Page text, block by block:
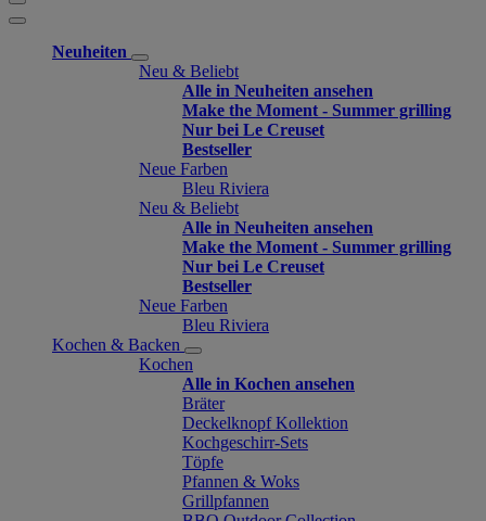
Neuheiten
Neu & Beliebt
Alle in Neuheiten ansehen
Make the Moment - Summer grilling
Nur bei Le Creuset
Bestseller
Neue Farben
Bleu Riviera
Neu & Beliebt
Alle in Neuheiten ansehen
Make the Moment - Summer grilling
Nur bei Le Creuset
Bestseller
Neue Farben
Bleu Riviera
Kochen & Backen
Kochen
Alle in Kochen ansehen
Bräter
Deckelknopf Kollektion
Kochgeschirr-Sets
Töpfe
Pfannen & Woks
Grillpfannen